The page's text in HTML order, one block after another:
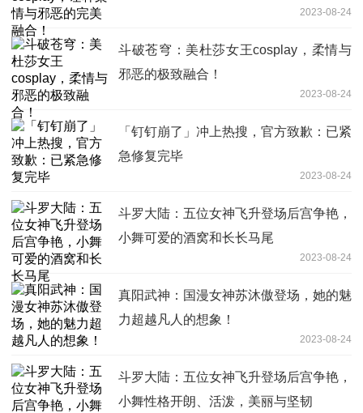
2023-08-24
斗破苍穹：美杜莎女王cosplay，柔情与
邪恶的极致融合！
2023-08-24
「钉钉崩了」冲上热搜，官方致歉：已紧
急修复完毕
2023-08-24
斗罗大陆：五位女神飞升登场后宫争艳，
小舞可爱的酒窝和长长马尾
2023-08-24
真阳武神：国漫女神苏沐傲登场，她的魅
力超越凡人的想象！
2023-08-24
斗罗大陆：五位女神飞升登场后宫争艳，
小舞性格开朗、活泼，美丽与坚韧